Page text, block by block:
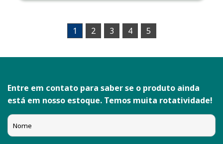
1 2 3 4 5
Entre em contato para saber se o produto ainda
está em nosso estoque. Temos muita rotatividade!